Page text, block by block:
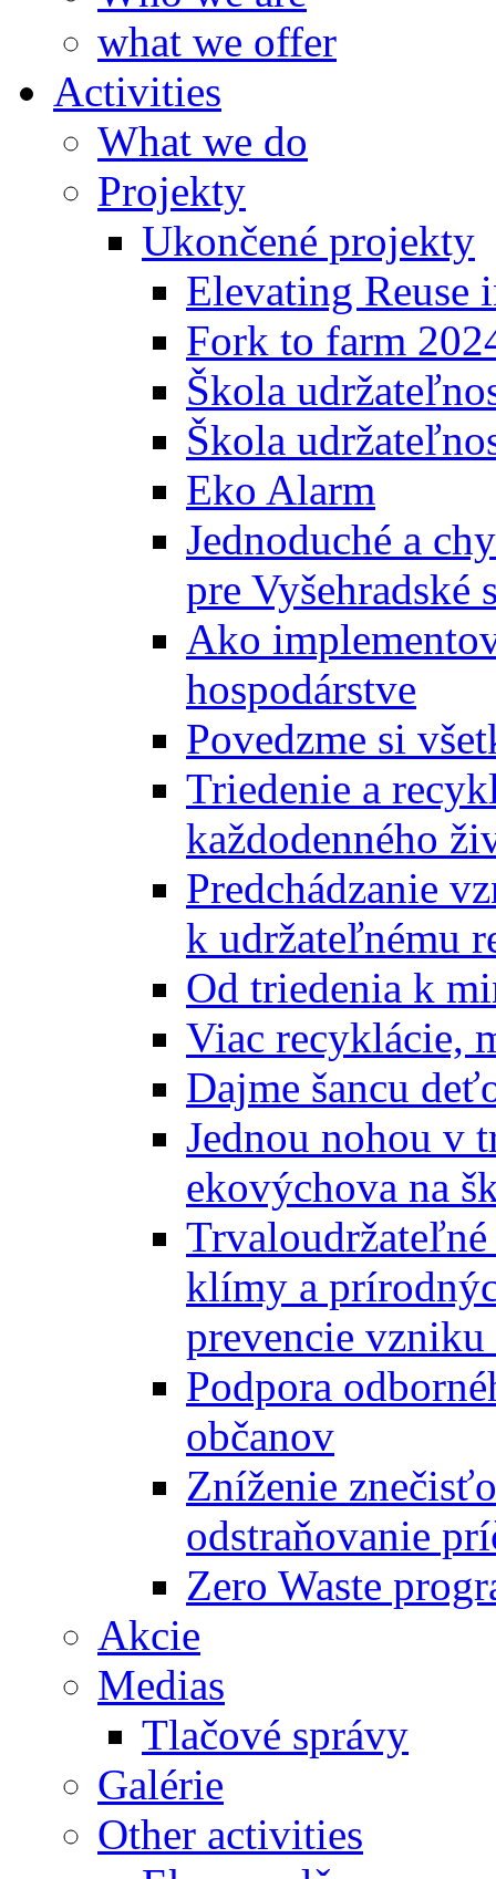
what we offer
Activities
What we do
Projekty
Ukončené projekty
Elevating Reuse
Fork to farm
Škola
Škola
Eko Alarm
Jednoduché a
pre Vyšehradské
Ako
hospodárstve
Povedzme si
Triedenie a
každodenného
Predchádzanie
k udržateľnému
Od triedenia k
Viac recyklácie,
Dajme šancu
Jednou nohou v
ekovýchova na
klímy a
prevencie vzniku
Podpora
občanov
Zníženie
odstraňovanie
Zero Waste
Akcie
Medias
Tlačové správy
Galérie
Other activities